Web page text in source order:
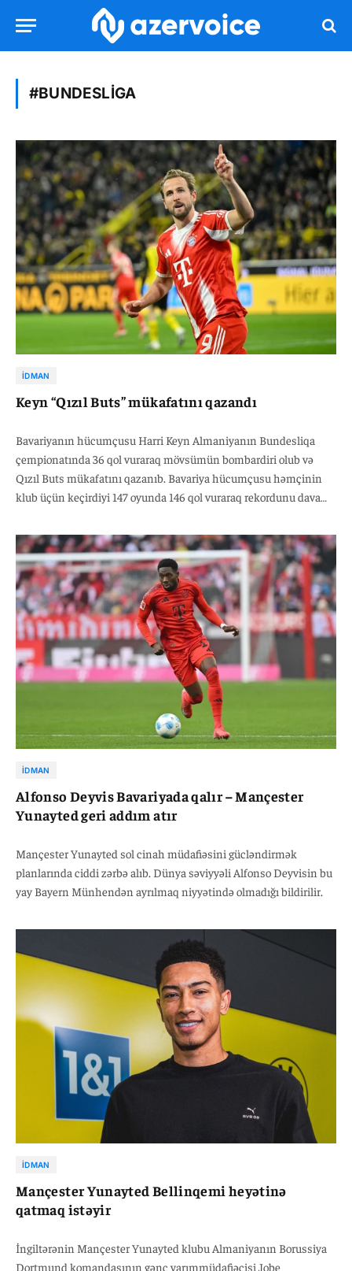
#BUNDESLIGA
İDMAN
Keyn “Qızıl Buts” mükafatını qazandı
Bavariyanın hücumçusu Harri Keyn Almaniyanın Bundesliqa
çempionatında 36 qol vuraraq mövsümün bombardiri olub və
Qızıl Buts mükafatını qazanıb. Bavariya hücumçusu həmçinin
klub üçün keçirdiyi 147 oyunda 146 qol vuraraq rekordunu davam
Buts mükafatını qazanmışdı.
İDMAN
Alfonso Deyvis Bavariyada qalır – Mançester
Yunayted geri addım atır
Mançester Yunayted sol cinah müdafiəsini gücləndirmək
planlarında ciddi zərbə alıb. Dünya səviyyəli Alfonso Deyvisin bu
yay Bayern Münhendən ayrılmaq niyyətində olmadığı bildirilir.
İDMAN
Mançester Yunayted Bellinqemi heyətinə
qatmaq istəyir
İngiltərənin Mançester Yunayted klubu Almaniyanın Borussiya
Dortmund komandasının gənc yarımmüdafiəçisi Jobe